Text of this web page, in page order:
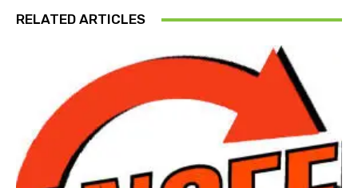
RELATED ARTICLES